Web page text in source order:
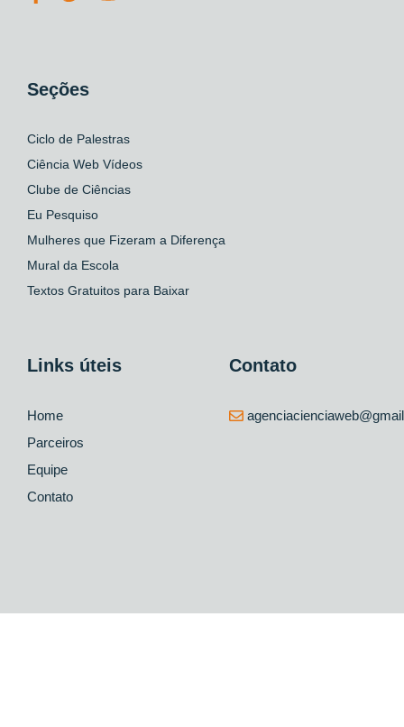
Seções
Ciclo de Palestras
Ciência Web Vídeos
Clube de Ciências
Eu Pesquiso
Mulheres que Fizeram a Diferença
Mural da Escola
Textos Gratuitos para Baixar
Links úteis
Home
Parceiros
Equipe
Contato
Contato